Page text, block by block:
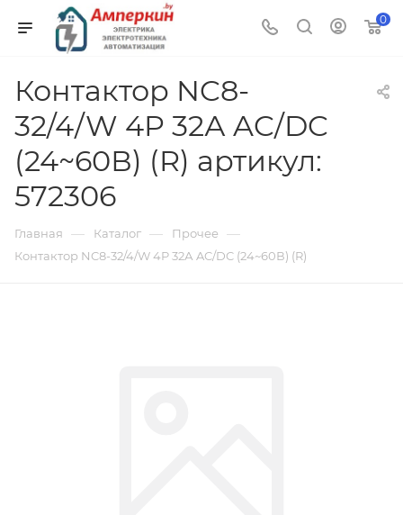
0
Контактор NC8-
32/4/W 4P 32А AC/DC
(24~60В) (R) артикул:
572306
Главная — Каталог — Прочее —
Контактор NC8-32/4/W 4P 32А AC/DC (24~60В) (R)